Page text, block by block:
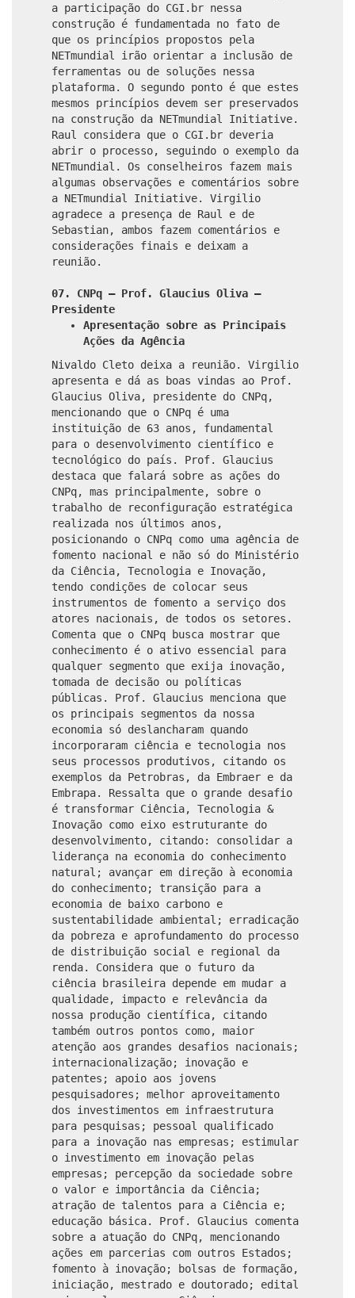
a participação do CGI.br nessa
construção é fundamentada no fato de
que os princípios propostos pela
NETmundial irão orientar a inclusão de
ferramentas ou de soluções nessa
plataforma. O segundo ponto é que estes
mesmos princípios devem ser preservados
na construção da NETmundial Initiative.
Raul considera que o CGI.br deveria
abrir o processo, seguindo o exemplo da
NETmundial. Os conselheiros fazem mais
algumas observações e comentários sobre
a NETmundial Initiative. Virgilio
agradece a presença de Raul e de
Sebastian, ambos fazem comentários e
considerações finais e deixam a
reunião.
07. CNPq – Prof. Glaucius Oliva –
Presidente
Apresentação sobre as Principais
Ações da Agência
Nivaldo Cleto deixa a reunião. Virgilio
apresenta e dá as boas vindas ao Prof.
Glaucius Oliva, presidente do CNPq,
mencionando que o CNPq é uma
instituição de 63 anos, fundamental
para o desenvolvimento científico e
tecnológico do país. Prof. Glaucius
destaca que falará sobre as ações do
CNPq, mas principalmente, sobre o
trabalho de reconfiguração estratégica
realizada nos últimos anos,
posicionando o CNPq como uma agência de
fomento nacional e não só do Ministério
da Ciência, Tecnologia e Inovação,
tendo condições de colocar seus
instrumentos de fomento a serviço dos
atores nacionais, de todos os setores.
Comenta que o CNPq busca mostrar que
conhecimento é o ativo essencial para
qualquer segmento que exija inovação,
tomada de decisão ou políticas
públicas. Prof. Glaucius menciona que
os principais segmentos da nossa
economia só deslancharam quando
incorporaram ciência e tecnologia nos
seus processos produtivos, citando os
exemplos da Petrobras, da Embraer e da
Embrapa. Ressalta que o grande desafio
é transformar Ciência, Tecnologia &
Inovação como eixo estruturante do
desenvolvimento, citando: consolidar a
liderança na economia do conhecimento
natural; avançar em direção à economia
do conhecimento; transição para a
economia de baixo carbono e
sustentabilidade ambiental; erradicação
da pobreza e aprofundamento do processo
de distribuição social e regional da
renda. Considera que o futuro da
ciência brasileira depende em mudar a
qualidade, impacto e relevância da
nossa produção científica, citando
também outros pontos como, maior
atenção aos grandes desafios nacionais;
internacionalização; inovação e
patentes; apoio aos jovens
pesquisadores; melhor aproveitamento
dos investimentos em infraestrutura
para pesquisas; pessoal qualificado
para a inovação nas empresas; estimular
o investimento em inovação pelas
empresas; percepção da sociedade sobre
o valor e importância da Ciência;
atração de talentos para a Ciência e;
educação básica. Prof. Glaucius comenta
sobre a atuação do CNPq, mencionando
ações em parcerias com outros Estados;
fomento à inovação; bolsas de formação,
iniciação, mestrado e doutorado; edital